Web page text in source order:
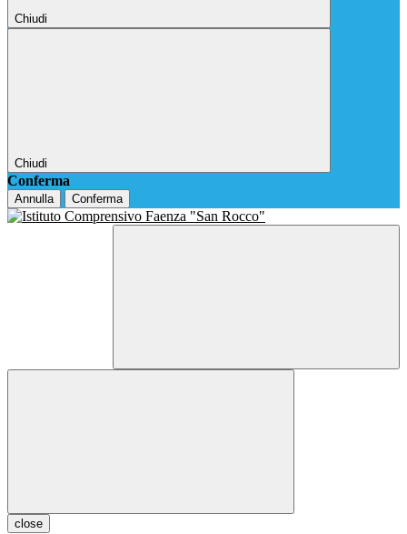
Chiudi
Chiudi
Conferma
Annulla Conferma
close